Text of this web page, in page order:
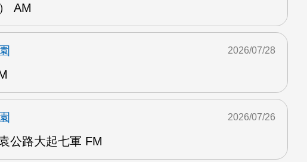
AM
2026/07/28
公路大起七軍 FM
2026/07/26